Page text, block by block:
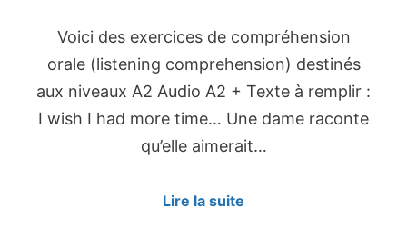
Voici des exercices de compréhension
orale (listening comprehension) destinés
aux niveaux A2 Audio A2 + Texte à remplir :
I wish I had more time… Une dame raconte
qu’elle aimerait…
Lire la suite